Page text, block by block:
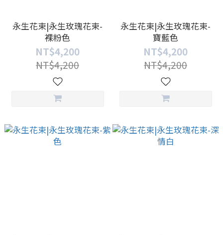
永生花束|永生玫瑰花束-
裸粉色
NT$4,200
NT$4,200
永生花束|永生玫瑰花束-
寶藍色
NT$4,200
NT$4,200